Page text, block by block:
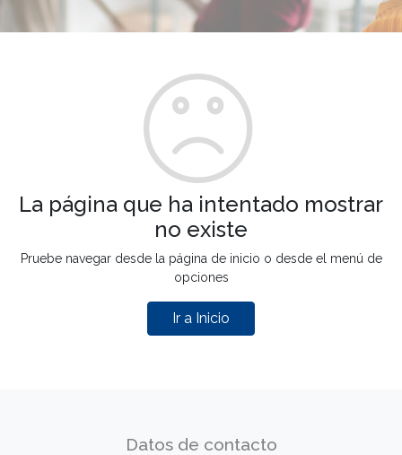
La página que ha intentado mostrar
no existe
Pruebe navegar desde la página de inicio o desde el menú de
opciones
Ir a Inicio
Datos de contacto